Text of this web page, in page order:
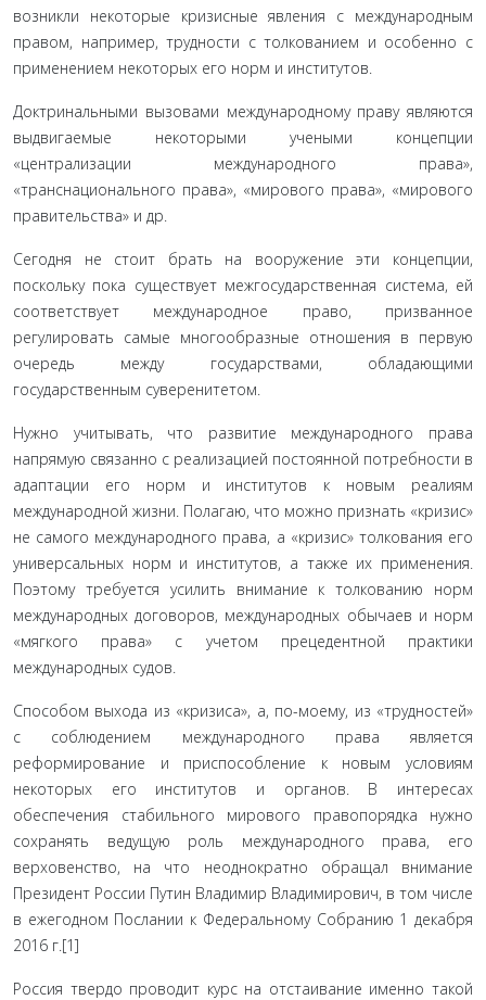
возникли некоторые кризисные явления с международным
правом, например, трудности с толкованием и особенно с
применением некоторых его норм и институтов.
Доктринальными вызовами международному праву являются
выдвигаемые некоторыми учеными концепции
«централизации международного права»,
«транснационального права», «мирового права», «мирового
правительства» и др.
Сегодня не стоит брать на вооружение эти концепции,
поскольку пока существует межгосударственная система, ей
соответствует международное право, призванное
регулировать самые многообразные отношения в первую
очередь между государствами, обладающими
государственным суверенитетом.
Нужно учитывать, что развитие международного права
напрямую связанно с реализацией постоянной потребности в
адаптации его норм и институтов к новым реалиям
международной жизни. Полагаю, что можно признать «кризис»
не самого международного права, а «кризис» толкования его
универсальных норм и институтов, а также их применения.
Поэтому требуется усилить внимание к толкованию норм
международных договоров, международных обычаев и норм
«мягкого права» с учетом прецедентной практики
международных судов.
Способом выхода из «кризиса», а, по-моему, из «трудностей»
с соблюдением международного права является
реформирование и приспособление к новым условиям
некоторых его институтов и органов. В интересах
обеспечения стабильного мирового правопорядка нужно
сохранять ведущую роль международного права, его
верховенство, на что неоднократно обращал внимание
Президент России Путин Владимир Владимирович, в том числе
в ежегодном Послании к Федеральному Собранию 1 декабря
2016 г.[1]
Россия твердо проводит курс на отстаивание именно такой